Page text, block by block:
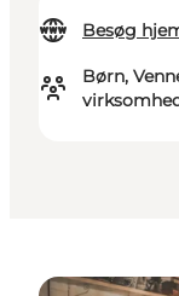
Besøg
Børn,